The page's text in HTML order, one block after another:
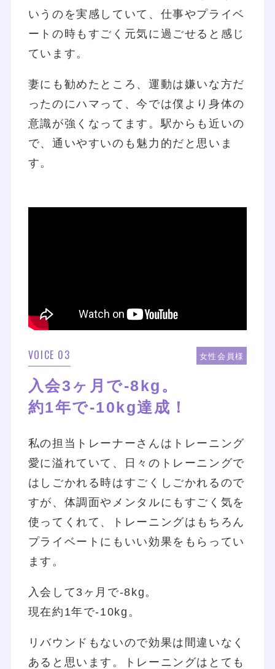
いうのを実感していて、仕事やプライベ
ートの時もすごく元気に過ごせると感じ
ています。
妻にも勧めたところ、運動は嫌いな方だ
ったのにハマって、今では僕より身体の
意識が強くなってます。駅からも近いの
で、通いやすいのも魅力的だと思いま
す。
VOICE 03 女性会員様
入会3ヶ月で-8kg。
約1年で-10kg達成！
私の担当トレーナーさんはトレーニング
愛に溢れていて、日々のトレーニングで
はしごかれる時はすごくしごかれるので
すが、体調面やメンタルにもすごく気を
使ってくれて、トレーニングはもちろん
プライベートにもいい効果をもらってい
ます。
入会して3ヶ月で-8kg。
現在約1年で-10kg。
リバウンドもないので効果は間違いなく
あると思います。トレーニングはとても